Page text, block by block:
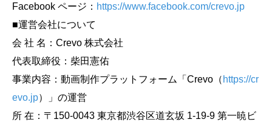
Facebook ページ： https://www.facebook.com/crevo.jp
■運営会社について
会 社 名：Crevo 株式会社
代表取締役：柴田憲佑
事業内容：動画制作プラットフォーム「Crevo（ https://cr
evo.jp）」の運営
所 在：〒150-0043 東京都渋谷区道玄坂 1-19-9 第一暁ビ